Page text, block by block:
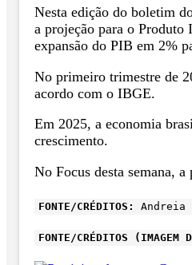
Nesta edição do boletim
a projeção para o Produto
expansão do PIB em 2%
No primeiro trimestre de
acordo com o IBGE.
Em 2025, a economia
crescimento.
No Focus desta semana,
FONTE/CRÉDITOS: Andreia
FONTE/CRÉDITOS (IMAGEM